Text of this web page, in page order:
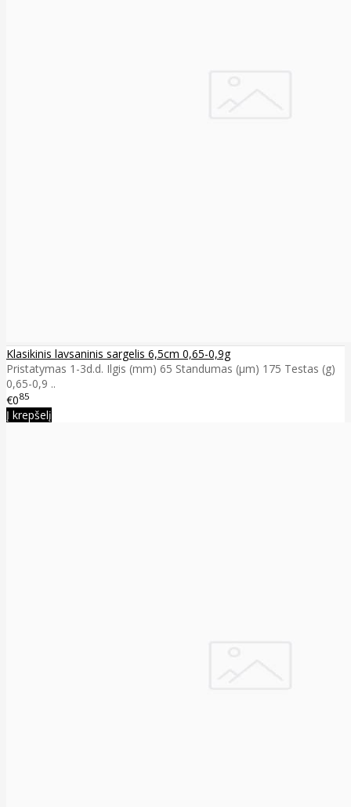
Klasikinis lavsaninis sargelis 6,5cm 0,65-0,9g
Pristatymas 1-3d.d. Ilgis (mm) 65 Standumas (µm) 175 Testas (g)
0,65-0,9 ..
€085
Į krepšelį